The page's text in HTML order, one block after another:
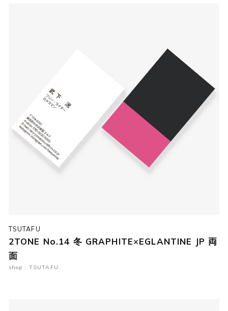
TSUTAFU
2TONE No.14 冬 GRAPHITE×EGLANTINE JP 両
面
shop : TSUTAFU